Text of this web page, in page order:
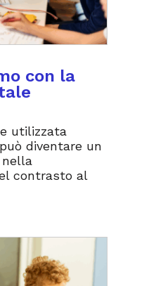
con la
utilizzata
diventare un
contrasto al